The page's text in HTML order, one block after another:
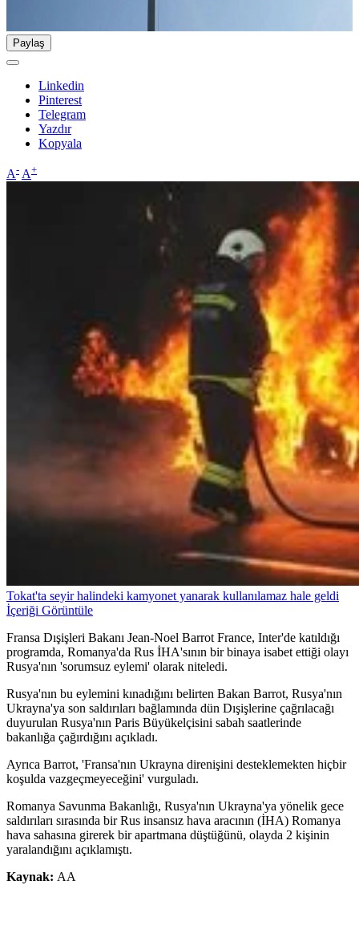
Paylaş
Linkedin
Pinterest
Telegram
Yazdır
Kopyala
A- A+
Tokat'ta seyir halindeki kamyonet yanarak kullanılamaz hale geldi
İçeriği Görüntüle
Fransa Dışişleri Bakanı Jean-Noel Barrot France, Inter'de katıldığı
programda, Romanya'da Rus İHA'sının bir binaya isabet ettiği olayı
Rusya'nın 'sorumsuz eylemi' olarak niteledi.
Rusya'nın bu eylemini kınadığını belirten Bakan Barrot, Rusya'nın
Ukrayna'ya son saldırıları bağlamında dün Dışişlerine çağrılacağı
duyurulan Rusya'nın Paris Büyükelçisini sabah saatlerinde
bakanlığa çağırdığını açıkladı.
Ayrıca Barrot, 'Fransa'nın Ukrayna direnişini desteklemekten hiçbir
koşulda vazgeçmeyeceğini' vurguladı.
Romanya Savunma Bakanlığı, Rusya'nın Ukrayna'ya yönelik gece
saldırıları sırasında bir Rus insansız hava aracının (İHA) Romanya
hava sahasına girerek bir apartmana düştüğünü, olayda 2 kişinin
yaralandığını açıklamıştı.
Kaynak: AA